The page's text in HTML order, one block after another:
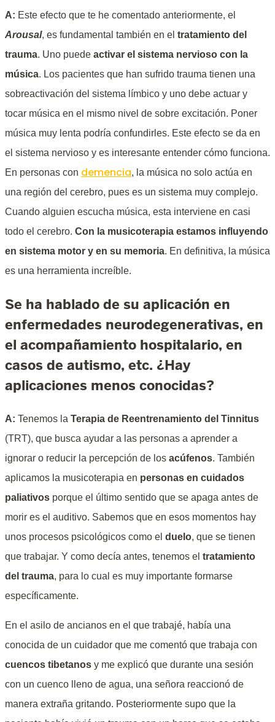
A: Este efecto que te he comentado anteriormente, el
Arousal, es fundamental también en el tratamiento del
trauma. Uno puede activar el sistema nervioso con la
música. Los pacientes que han sufrido trauma tienen una
sobreactivación del sistema límbico y uno debe actuar y
tocar música en el mismo nivel de sobre excitación. Poner
música muy lenta podría confundirles. Este efecto se da en
el sistema nervioso y es interesante entender cómo funciona.
En personas con demencia, la música no solo actúa en
una región del cerebro, pues es un sistema muy complejo.
Cuando alguien escucha música, esta interviene en casi
todo el cerebro. Con la musicoterapia estamos influyendo
en sistema motor y en su memoria. En definitiva, la música
es una herramienta increíble.
Se ha hablado de su aplicación en
enfermedades neurodegenerativas, en
el acompañamiento hospitalario, en
casos de autismo, etc. ¿Hay
aplicaciones menos conocidas?
A: Tenemos la Terapia de Reentrenamiento del Tinnitus
(TRT), que busca ayudar a las personas a aprender a
ignorar o reducir la percepción de los acúfenos. También
aplicamos la musicoterapia en personas en cuidados
paliativos porque el último sentido que se apaga antes de
morir es el auditivo. Sabemos que en esos momentos hay
unos procesos psicológicos como el duelo, que se tienen
que trabajar. Y como decía antes, tenemos el tratamiento
del trauma, para lo cual es muy importante formarse
específicamente.
En el asilo de ancianos en el que trabajé, había una
conocida de un cuidador que me comentó que trabaja con
cuencos tibetanos y me explicó que durante una sesión
con un cuenco lleno de agua, una señora reaccionó de
manera extraña gritando. Posteriormente supo que la